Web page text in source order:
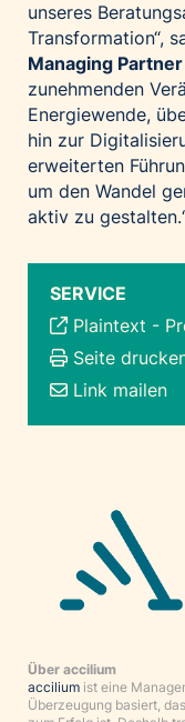
unseres
Transformation“,
Managing
zunehmenden
Energiewende,
hin zur
erweiterten
um den Wandel
aktiv zu
SERVICE
Plaintext -
Seite
Link mailen
Über accilium
accilium ist eine
Überzeugung basiert,